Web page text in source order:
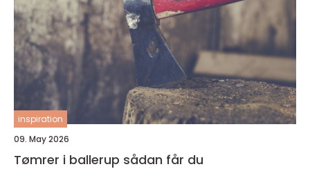
inspiration
09. May 2026
Tømrer i ballerup sådan får du